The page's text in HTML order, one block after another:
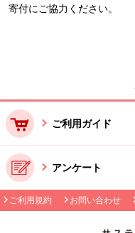
寄付にご協力ください。
ご利用ガイド
アンケート
ご利用規約 お問い合わせ